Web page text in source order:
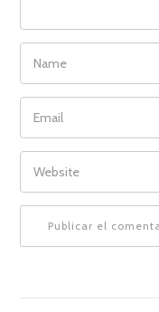
NAME
EMAIL
WEBSITE